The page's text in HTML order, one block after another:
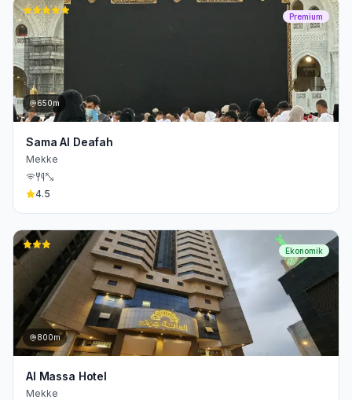
Premium
650m
Sama Al Deafah
Mekke
4.5
Ekonomik
800m
Al Massa Hotel
Mekke